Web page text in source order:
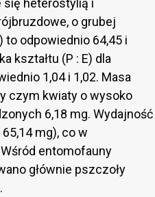
się heterostylią i
o grubej
to odpowiednio 64,45 i
kształtu (P : E) dla
1,04 i 1,02. Masa
czym kwiaty o wysoko
6,18 mg. Wydajność
mg), co w
Wśród entomofauny
głównie pszczoły
.